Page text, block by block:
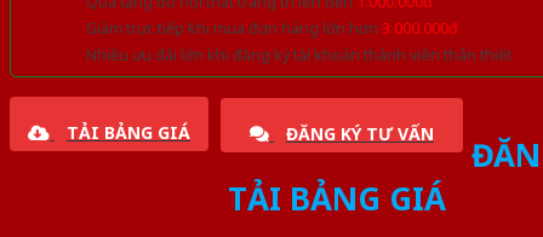
Giảm trực tiếp khi mua đơn hàng lớn hơn 3.000.000đ
Nhiều ưu đãi lớn khi đăng ký tài khoản thành viên thân thiết
TẢI BẢNG GIÁ ĐĂNG KÝ TƯ VẤN
TẢI BẢNG GIÁ